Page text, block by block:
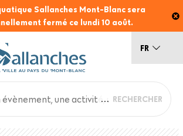
Sallanches Mont-Blanc sera
fermé ce lundi 10 août.
FR